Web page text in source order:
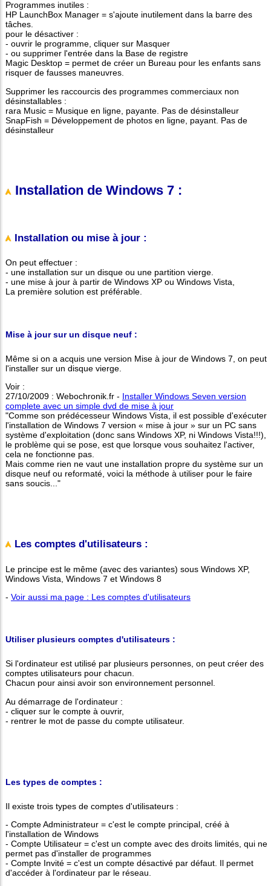
Programmes inutiles :
HP LaunchBox Manager = s'ajoute inutilement dans la barre des
tâches.
pour le désactiver :
- ouvrir le programme, cliquer sur Masquer
- ou supprimer l'entrée dans la Base de registre
Magic Desktop = permet de créer un Bureau pour les enfants sans
risquer de fausses maneuvres.
Supprimer les raccourcis des programmes commerciaux non
désinstallables :
rara Music = Musique en ligne, payante. Pas de désinstalleur
SnapFish = Développement de photos en ligne, payant. Pas de
désinstalleur
Installation de Windows 7 :
Installation ou mise à jour :
On peut effectuer :
- une installation sur un disque ou une partition vierge.
- une mise à jour à partir de Windows XP ou Windows Vista,
La première solution est préférable.
Mise à jour sur un disque neuf :
Même si on a acquis une version Mise à jour de Windows 7, on peut
l'installer sur un disque vierge.
Voir :
27/10/2009 : Webochronik.fr - Installer Windows Seven version
complete avec un simple dvd de mise à jour
"Comme son prédécesseur Windows Vista, il est possible d'exécuter
l'installation de Windows 7 version « mise à jour » sur un PC sans
système d'exploitation (donc sans Windows XP, ni Windows Vista!!!),
le problème qui se pose, est que lorsque vous souhaitez l'activer,
cela ne fonctionne pas.
Mais comme rien ne vaut une installation propre du système sur un
disque neuf ou reformaté, voici la méthode à utiliser pour le faire
sans soucis..."
Les comptes d'utilisateurs :
Le principe est le même (avec des variantes) sous Windows XP,
Windows Vista, Windows 7 et Windows 8
- Voir aussi ma page : Les comptes d'utilisateurs
Utiliser plusieurs comptes d'utilisateurs :
Si l'ordinateur est utilisé par plusieurs personnes, on peut créer des
comptes utilisateurs pour chacun.
Chacun pour ainsi avoir son environnement personnel.
Au démarrage de l'ordinateur :
- cliquer sur le compte à ouvrir,
- rentrer le mot de passe du compte utilisateur.
Les types de comptes :
Il existe trois types de comptes d'utilisateurs :
- Compte Administrateur = c'est le compte principal, créé à
l'installation de Windows
- Compte Utilisateur = c'est un compte avec des droits limités, qui ne
permet pas d'installer de programmes
- Compte Invité = c'est un compte désactivé par défaut. Il permet
d'accéder à l'ordinateur par le réseau.